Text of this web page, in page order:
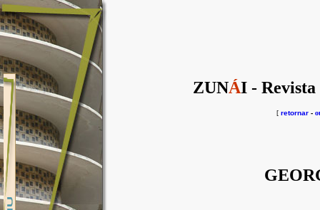
ZUNÁI - Revista
[ retornar -